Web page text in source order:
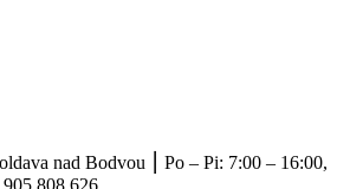
nad Bodvou ⎮ Po – Pi: 7:00 – 16:00,
808 626